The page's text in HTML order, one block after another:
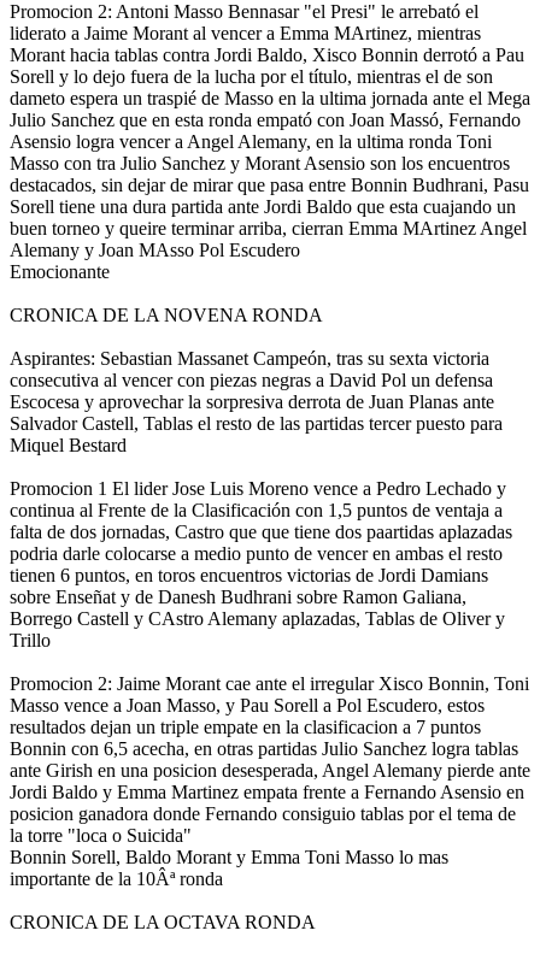
Promocion 2: Antoni Masso Bennasar "el Presi" le arrebató el
liderato a Jaime Morant al vencer a Emma MArtinez, mientras
Morant hacia tablas contra Jordi Baldo, Xisco Bonnin derrotó a Pau
Sorell y lo dejo fuera de la lucha por el tí­tulo, mientras el de son
dameto espera un traspié de Masso en la ultima jornada ante el Mega
Julio Sanchez que en esta ronda empató con Joan Massó, Fernando
Asensio logra vencer a Angel Alemany, en la ultima ronda Toni
Masso con tra Julio Sanchez y Morant Asensio son los encuentros
destacados, sin dejar de mirar que pasa entre Bonnin Budhrani, Pasu
Sorell tiene una dura partida ante Jordi Baldo que esta cuajando un
buen torneo y queire terminar arriba, cierran Emma MArtinez Angel
Alemany y Joan MAsso Pol Escudero
Emocionante
CRONICA DE LA NOVENA RONDA
Aspirantes: Sebastian Massanet Campeón, tras su sexta victoria
consecutiva al vencer con piezas negras a David Pol un defensa
Escocesa y aprovechar la sorpresiva derrota de Juan Planas ante
Salvador Castell, Tablas el resto de las partidas tercer puesto para
Miquel Bestard
Promocion 1 El lider Jose Luis Moreno vence a Pedro Lechado y
continua al Frente de la Clasificación con 1,5 puntos de ventaja a
falta de dos jornadas, Castro que que tiene dos paartidas aplazadas
podria darle colocarse a medio punto de vencer en ambas el resto
tienen 6 puntos, en toros encuentros victorias de Jordi Damians
sobre Enseñat y de Danesh Budhrani sobre Ramon Galiana,
Borrego Castell y CAstro Alemany aplazadas, Tablas de Oliver y
Trillo
Promocion 2: Jaime Morant cae ante el irregular Xisco Bonnin, Toni
Masso vence a Joan Masso, y Pau Sorell a Pol Escudero, estos
resultados dejan un triple empate en la clasificacion a 7 puntos
Bonnin con 6,5 acecha, en otras partidas Julio Sanchez logra tablas
ante Girish en una posicion desesperada, Angel Alemany pierde ante
Jordi Baldo y Emma Martinez empata frente a Fernando Asensio en
posicion ganadora donde Fernando consiguio tablas por el tema de
la torre "loca o Suicida"
Bonnin Sorell, Baldo Morant y Emma Toni Masso lo mas
importante de la 10Âª ronda
CRONICA DE LA OCTAVA RONDA